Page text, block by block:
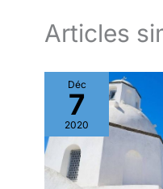
Articles
Déc
7
2020